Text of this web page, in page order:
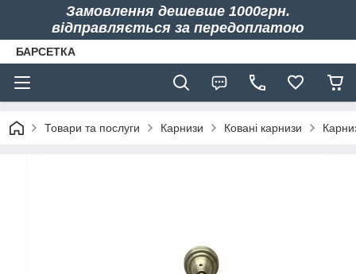
Замовлення дешевше 1000грн.
відправляється за передоплатою
БАРСЕТКА
Товари та послуги Карнизи Ковані карнизи